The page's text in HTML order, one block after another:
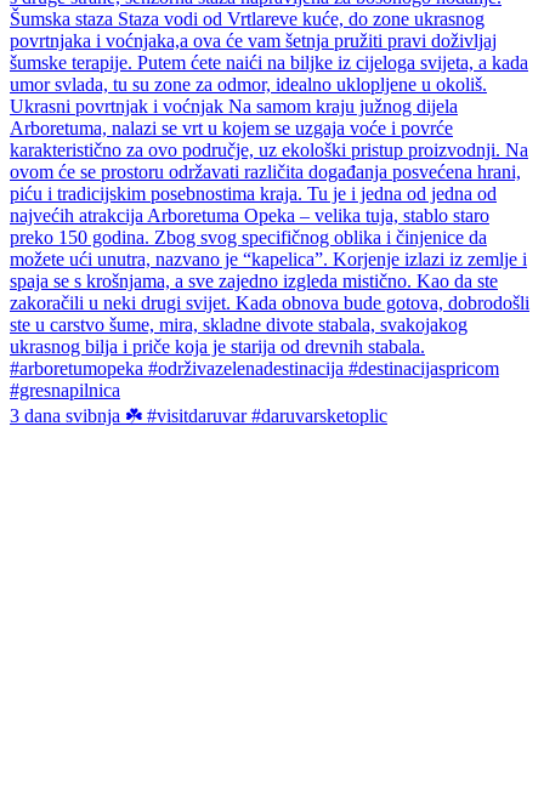
3 dana svibnja ☘️ #visitdaruvar #daruvarsketoplic